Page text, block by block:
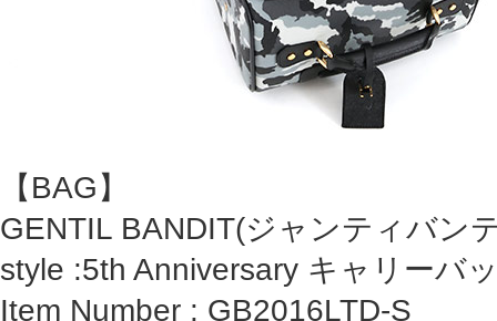
【BAG】
GENTIL BANDIT(ジャンティバン
style :5th Anniversary キャリーバ
Item Number : GB2016LTD-S